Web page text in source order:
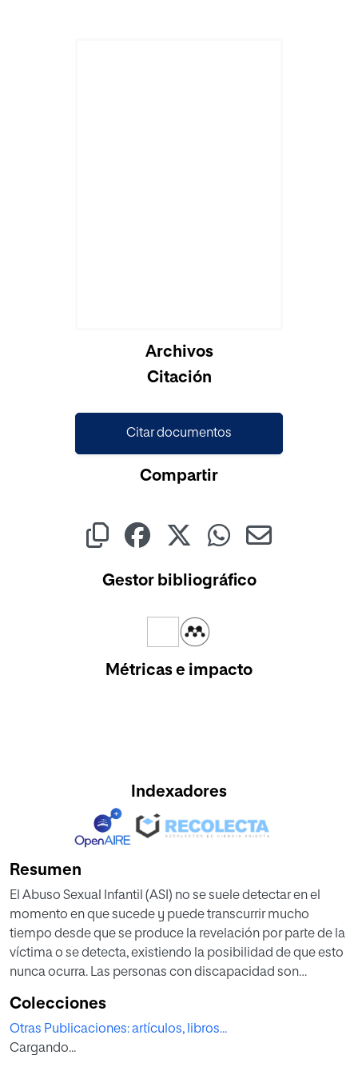
Archivos
Citación
Citar documentos
Compartir
Gestor bibliográfico
Métricas e impacto
Indexadores
Resumen
El Abuso Sexual Infantil (ASI) no se suele detectar en el
momento en que sucede y puede transcurrir mucho
tiempo desde que se produce la revelación por parte de la
víctima o se detecta, existiendo la posibilidad de que esto
nunca ocurra. Las personas con discapacidad son
educativo, el personal docente desarrolla un grado de
interacción con el alumnado que facilita su observación
en un entorno natural durante largos periodos de tiempo.
Colecciones
Otras Publicaciones: artículos, libros...
Cargando...